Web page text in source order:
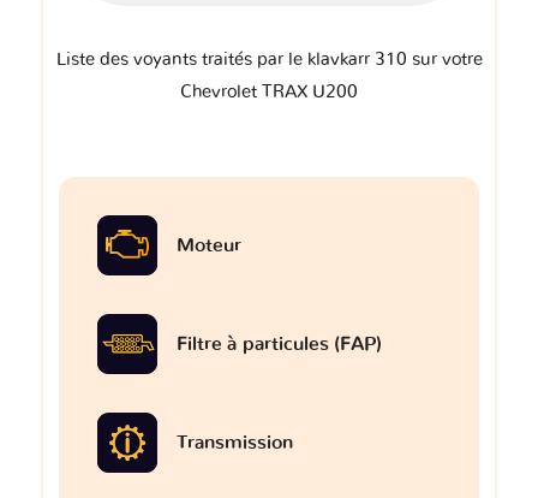
Liste des voyants traités par le klavkarr 310 sur votre
Chevrolet TRAX U200
Moteur
Filtre à particules (FAP)
Transmission